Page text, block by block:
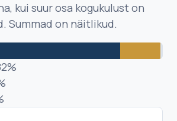
kui suur osa kogukulust on
Summad on näitlikud.
%